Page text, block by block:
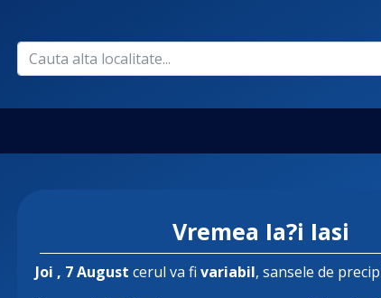
Vremea Ia?i Iasi
Joi , 7 August cerul va fi variabil, sansele de